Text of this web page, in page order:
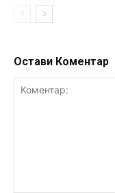
Остави Коментар